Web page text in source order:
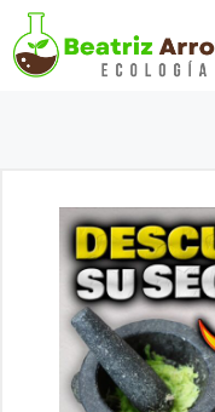
Saltar
al
contenido